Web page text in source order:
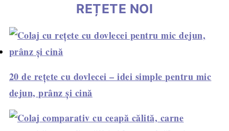
REȚETE NOI
20 de rețete cu dovlecei – idei simple pentru mic
dejun, prânz și cină